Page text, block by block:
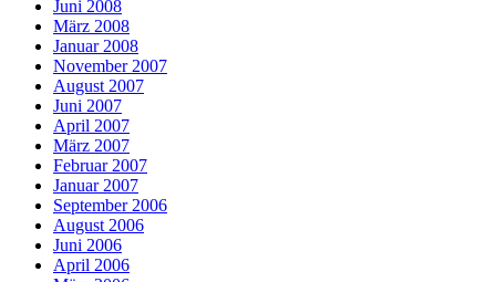
Juni 2008
März 2008
Januar 2008
November 2007
August 2007
Juni 2007
April 2007
März 2007
Februar 2007
Januar 2007
September 2006
August 2006
Juni 2006
April 2006